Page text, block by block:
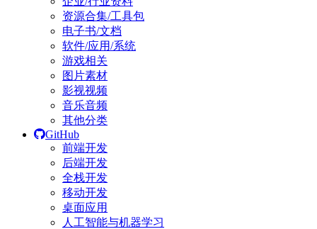
资源合集/工具包
电子书/文档
软件/应用/系统
游戏相关
图片素材
影视视频
音乐音频
其他分类
GitHub
前端开发
后端开发
全栈开发
移动开发
桌面应用
人工智能与机器学习